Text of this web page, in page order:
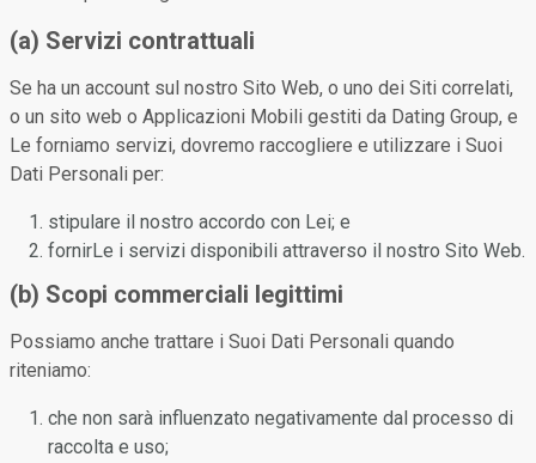
(a) Servizi contrattuali
Se ha un account sul nostro Sito Web, o uno dei Siti correlati,
o un sito web o Applicazioni Mobili gestiti da Dating Group, e
Le forniamo servizi, dovremo raccogliere e utilizzare i Suoi
Dati Personali per:
stipulare il nostro accordo con Lei; e
fornirLe i servizi disponibili attraverso il nostro Sito Web.
(b) Scopi commerciali legittimi
Possiamo anche trattare i Suoi Dati Personali quando
riteniamo:
che non sarà influenzato negativamente dal processo di
raccolta e uso;